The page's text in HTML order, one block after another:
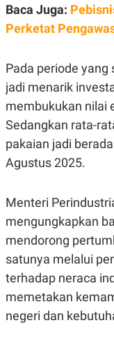
Baca Juga:
Perketat
Pada periode
jadi menarik
membukukan nilai
Sedangkan rata-
pakaian jadi
Agustus 2025.
Menteri
mengungkapkan
mendorong
satunya melalui
terhadap neraca
memetakan
negeri dan